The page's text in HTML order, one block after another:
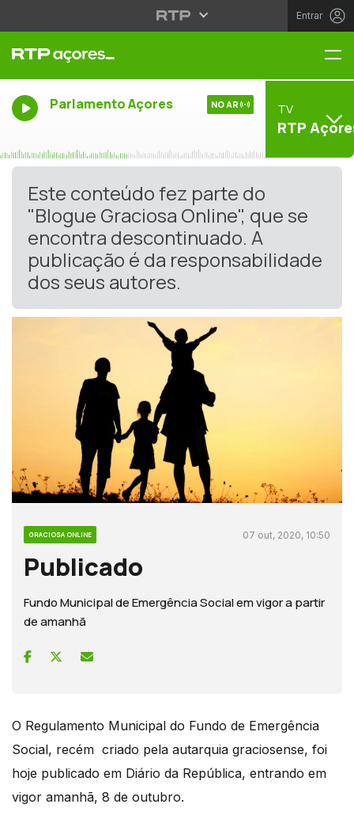
Entrar
Parlamento Açores NO AR TV
RTP
Este conteúdo fez parte do
"Blogue Graciosa Online", que se
encontra descontinuado. A
publicação é da responsabilidade
dos seus autores.
GRACIOSA ONLINE 07 out, 2020, 10:50
Publicado
Fundo Municipal de Emergência Social em vigor a partir
de amanhã
O Regulamento Municipal do Fundo de Emergência
Social, recém criado pela autarquia graciosense, foi
hoje publicado em Diário da República, entrando em
vigor amanhã, 8 de outubro.